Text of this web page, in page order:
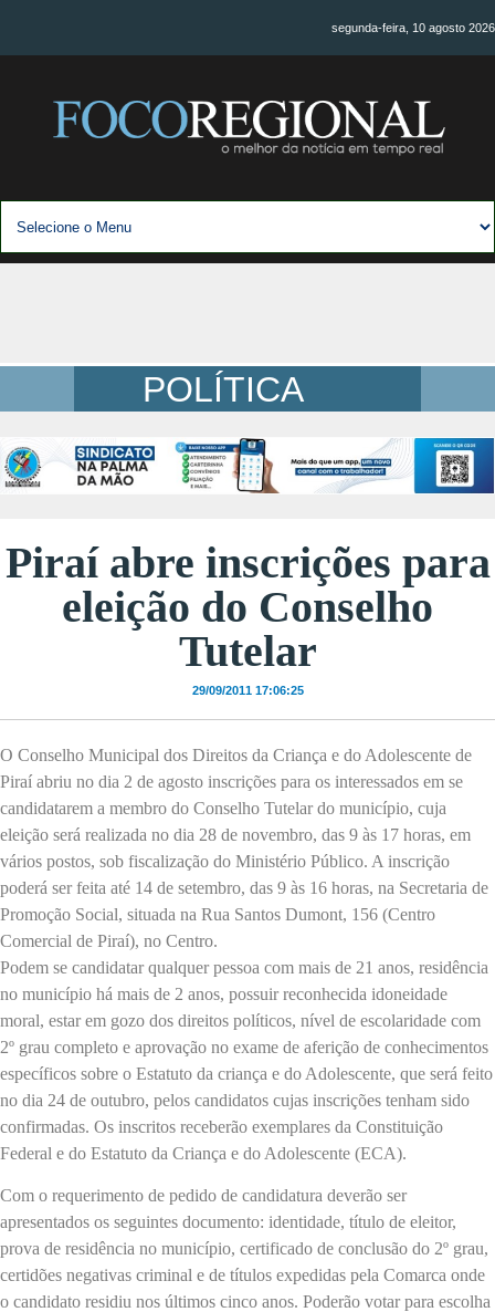
segunda-feira, 10 agosto 2026
POLÍTICA
Piraí abre inscrições para
eleição do Conselho
Tutelar
29/09/2011 17:06:25
O Conselho Municipal dos Direitos da Criança e do Adolescente de
Piraí abriu no dia 2 de agosto inscrições para os interessados em se
candidatarem a membro do Conselho Tutelar do município, cuja
eleição será realizada no dia 28 de novembro, das 9 às 17 horas, em
vários postos, sob fiscalização do Ministério Público. A inscrição
poderá ser feita até 14 de setembro, das 9 às 16 horas, na Secretaria de
Promoção Social, situada na Rua Santos Dumont, 156 (Centro
Comercial de Piraí), no Centro.
Podem se candidatar qualquer pessoa com mais de 21 anos, residência
no município há mais de 2 anos, possuir reconhecida idoneidade
moral, estar em gozo dos direitos políticos, nível de escolaridade com
2º grau completo e aprovação no exame de aferição de conhecimentos
específicos sobre o Estatuto da criança e do Adolescente, que será feito
no dia 24 de outubro, pelos candidatos cujas inscrições tenham sido
confirmadas. Os inscritos receberão exemplares da Constituição
Federal e do Estatuto da Criança e do Adolescente (ECA).
Com o requerimento de pedido de candidatura deverão ser
apresentados os seguintes documento: identidade, título de eleitor,
prova de residência no município, certificado de conclusão do 2º grau,
certidões negativas criminal e de títulos expedidas pela Comarca onde
o candidato residiu nos últimos cinco anos. Poderão votar para escolha